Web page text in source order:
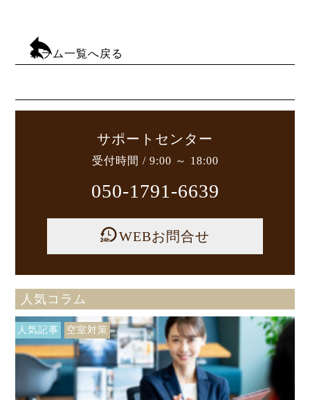
コラム一覧へ戻る
サポートセンター
受付時間 / 9:00 ～ 18:00
050-1791-6639
WEBお問合せ
人気コラム
人気記事 空室対策